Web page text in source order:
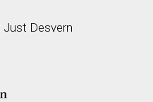
Just Desvern